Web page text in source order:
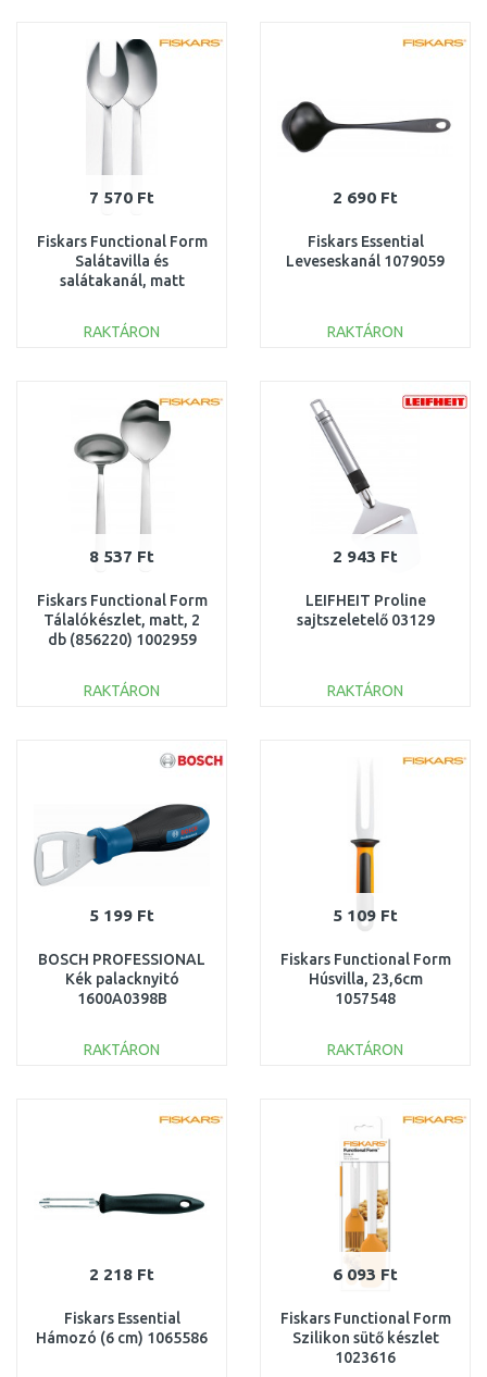
Összehasonlítás Összehasonlítás
7 570 Ft
Fiskars Functional Form
Salátavilla és
salátakanál, matt
RAKTÁRON
Összehasonlítás
2 690 Ft
Fiskars Essential
Leveseskanál 1079059
RAKTÁRON
Összehasonlítás
8 537 Ft
Fiskars Functional Form
Tálalókészlet, matt, 2
db (856220) 1002959
RAKTÁRON
Összehasonlítás
2 943 Ft
LEIFHEIT Proline
sajtszeletelő 03129
RAKTÁRON
Összehasonlítás
5 199 Ft
BOSCH PROFESSIONAL
Kék palacknyitó
1600A0398B
RAKTÁRON
Összehasonlítás
5 109 Ft
Fiskars Functional Form
Húsvilla, 23,6cm
1057548
RAKTÁRON
Összehasonlítás
2 218 Ft
Fiskars Essential
Hámozó (6 cm) 1065586
6 093 Ft
Fiskars Functional Form
Szilikon sütő készlet
1023616